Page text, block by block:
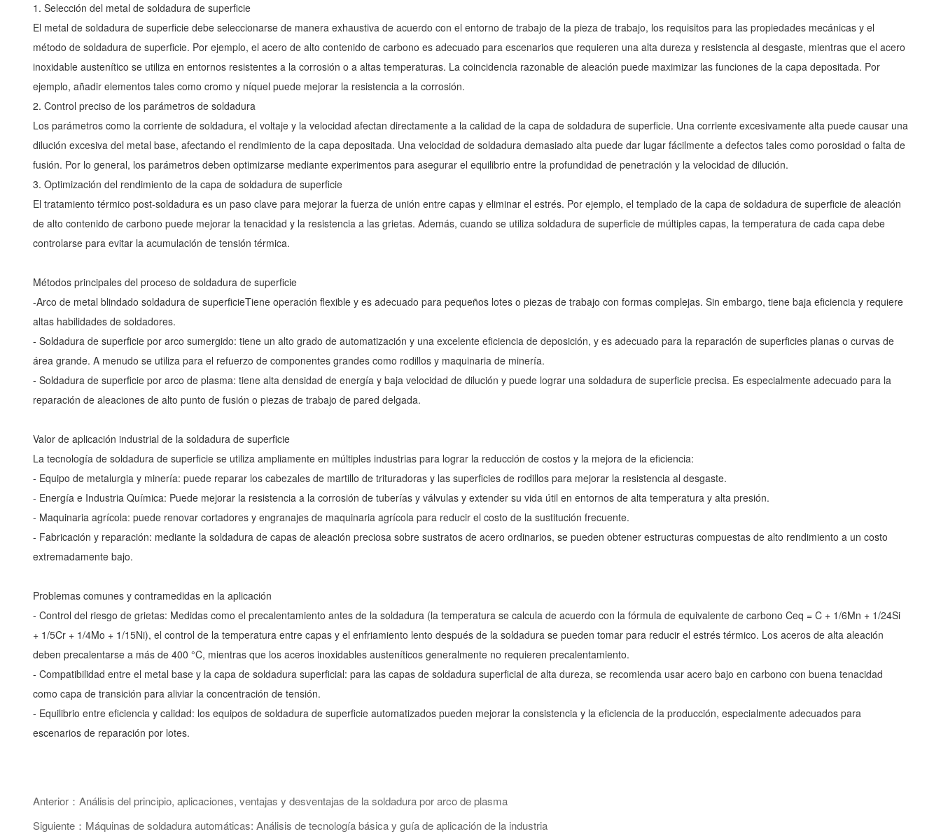
1. Selección del metal de soldadura de superficie
El metal de soldadura de superficie debe seleccionarse de manera exhaustiva de acuerdo con el entorno de trabajo de la pieza de trabajo, los requisitos para las propiedades mecánicas y el
método de soldadura de superficie. Por ejemplo, el acero de alto contenido de carbono es adecuado para escenarios que requieren una alta dureza y resistencia al desgaste, mientras que el acero
inoxidable austenítico se utiliza en entornos resistentes a la corrosión o a altas temperaturas. La coincidencia razonable de aleación puede maximizar las funciones de la capa depositada. Por
ejemplo, añadir elementos tales como cromo y níquel puede mejorar la resistencia a la corrosión.
2. Control preciso de los parámetros de soldadura
Los parámetros como la corriente de soldadura, el voltaje y la velocidad afectan directamente a la calidad de la capa de soldadura de superficie. Una corriente excesivamente alta puede causar una
dilución excesiva del metal base, afectando el rendimiento de la capa depositada. Una velocidad de soldadura demasiado alta puede dar lugar fácilmente a defectos tales como porosidad o falta de
fusión. Por lo general, los parámetros deben optimizarse mediante experimentos para asegurar el equilibrio entre la profundidad de penetración y la velocidad de dilución.
3. Optimización del rendimiento de la capa de soldadura de superficie
El tratamiento térmico post-soldadura es un paso clave para mejorar la fuerza de unión entre capas y eliminar el estrés. Por ejemplo, el templado de la capa de soldadura de superficie de aleación
de alto contenido de carbono puede mejorar la tenacidad y la resistencia a las grietas. Además, cuando se utiliza soldadura de superficie de múltiples capas, la temperatura de cada capa debe
controlarse para evitar la acumulación de tensión térmica.
Métodos principales del proceso de soldadura de superficie
-Arco de metal blindado soldadura de superficieTiene operación flexible y es adecuado para pequeños lotes o piezas de trabajo con formas complejas. Sin embargo, tiene baja eficiencia y requiere
altas habilidades de soldadores.
- Soldadura de superficie por arco sumergido: tiene un alto grado de automatización y una excelente eficiencia de deposición, y es adecuado para la reparación de superficies planas o curvas de
área grande. A menudo se utiliza para el refuerzo de componentes grandes como rodillos y maquinaria de minería.
- Soldadura de superficie por arco de plasma: tiene alta densidad de energía y baja velocidad de dilución y puede lograr una soldadura de superficie precisa. Es especialmente adecuado para la
reparación de aleaciones de alto punto de fusión o piezas de trabajo de pared delgada.
Valor de aplicación industrial de la soldadura de superficie
La tecnología de soldadura de superficie se utiliza ampliamente en múltiples industrias para lograr la reducción de costos y la mejora de la eficiencia:
- Equipo de metalurgia y minería: puede reparar los cabezales de martillo de trituradoras y las superficies de rodillos para mejorar la resistencia al desgaste.
- Energía e Industria Química: Puede mejorar la resistencia a la corrosión de tuberías y válvulas y extender su vida útil en entornos de alta temperatura y alta presión.
- Maquinaria agrícola: puede renovar cortadores y engranajes de maquinaria agrícola para reducir el costo de la sustitución frecuente.
- Fabricación y reparación: mediante la soldadura de capas de aleación preciosa sobre sustratos de acero ordinarios, se pueden obtener estructuras compuestas de alto rendimiento a un costo
extremadamente bajo.
Problemas comunes y contramedidas en la aplicación
- Control del riesgo de grietas: Medidas como el precalentamiento antes de la soldadura (la temperatura se calcula de acuerdo con la fórmula de equivalente de carbono Ceq = C + 1/6Mn + 1/24Si
+ 1/5Cr + 1/4Mo + 1/15Ni), el control de la temperatura entre capas y el enfriamiento lento después de la soldadura se pueden tomar para reducir el estrés térmico. Los aceros de alta aleación
deben precalentarse a más de 400 °C, mientras que los aceros inoxidables austeníticos generalmente no requieren precalentamiento.
- Compatibilidad entre el metal base y la capa de soldadura superficial: para las capas de soldadura superficial de alta dureza, se recomienda usar acero bajo en carbono con buena tenacidad
como capa de transición para aliviar la concentración de tensión.
- Equilibrio entre eficiencia y calidad: los equipos de soldadura de superficie automatizados pueden mejorar la consistencia y la eficiencia de la producción, especialmente adecuados para
escenarios de reparación por lotes.
Anterior：Análisis del principio, aplicaciones, ventajas y desventajas de la soldadura por arco de plasma
Siguiente：Máquinas de soldadura automáticas: Análisis de tecnología básica y guía de aplicación de la industria